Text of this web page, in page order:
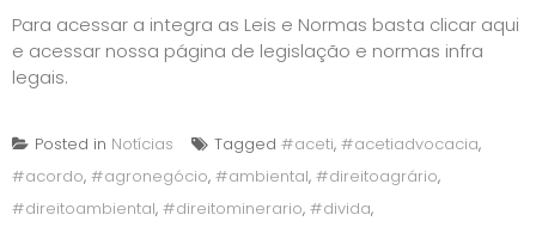
Para acessar a integra as Leis e Normas basta clicar aqui
e acessar nossa página de legislação e normas infra
legais.
Posted in Notícias Tagged #aceti, #acetiadvocacia,
#acordo, #agronegócio, #ambiental, #direitoagrário,
#direitoambiental, #direitominerario, #divida,